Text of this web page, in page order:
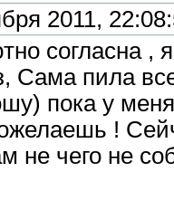
2011,
согласна ,
Сама пила
пока у
!
не чего не